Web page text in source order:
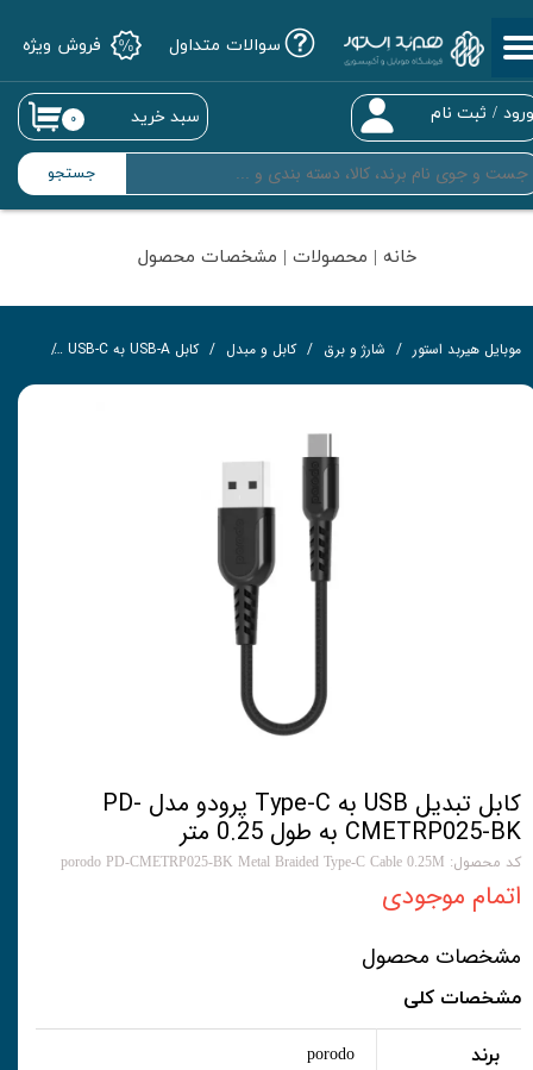
جستجو
/ ثبت نام
حساب کاربری من
تغییر گذر واژه
سفارشات
خروج از حساب کاربری
۰ سبد خرید
سوالات متداول فروش ویژه
خانه | محصولات | مشخصات محصول
موبایل هیربد استور شارژ و برق کابل و مبدل کابل USB-A به USB-C
کابل تبدیل USB به Type-C پرودو مدل PD-
CMETRP025-BK به طول 0.25 متر
کد محصول: porodo PD-CMETRP025-BK Metal Braided Type-C Cable 0.25M
اتمام موجودی
مشخصات محصول
مشخصات کلی
برند porodo